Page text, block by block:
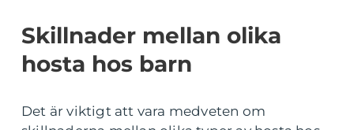
Skillnader mellan olika
hosta hos barn
Det är viktigt att vara medveten om